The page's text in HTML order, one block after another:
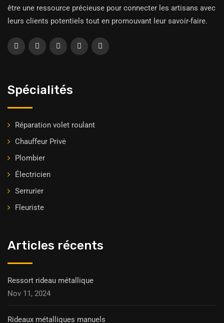
être une ressource précieuse pour connecter les artisans avec
leurs clients potentiels tout en promouvant leur savoir-faire.
Spécialités
Réparation volet roulant
Chauffeur Privė
Plombier
Électricien
Serrurier
Fleuriste
Articles récents
Ressort rideau métallique
Nov 11, 2024
Rideaux métalliques manuels